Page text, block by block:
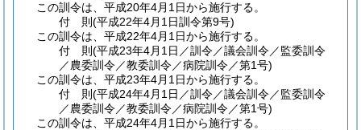
この訓令は、平成20年4月1日から施行する。
付 則(平成22年4月1日訓令第9号)
この訓令は、平成22年4月1日から施行する。
付 則(平成23年4月1日 ／訓令／議会訓令／監委訓令
／農委訓令／教委訓令／病院訓令／第1号)
この訓令は、平成23年4月1日から施行する。
付 則(平成24年4月1日 ／訓令／議会訓令／監委訓令
／農委訓令／教委訓令／病院訓令／第1号)
この訓令は、平成24年4月1日から施行する。